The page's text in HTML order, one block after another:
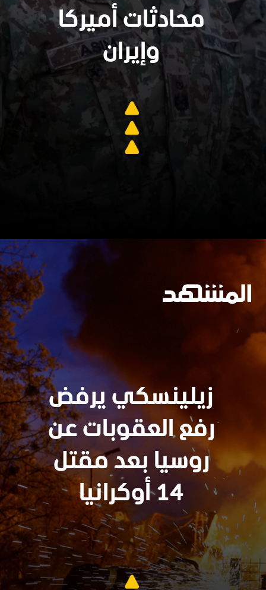
محادثات أميركا
وإيران
جارٍ الفتح https://www.almashhad.com/shorturl/542876565360096/
سنجدهــم كلهـم
وسيعاقبون جميعا
زيلينسكي يرفض
رفع العقوبات عن
روسيا بعد مقتل
14 أوكرانيا
سنجدهــم كلهـم